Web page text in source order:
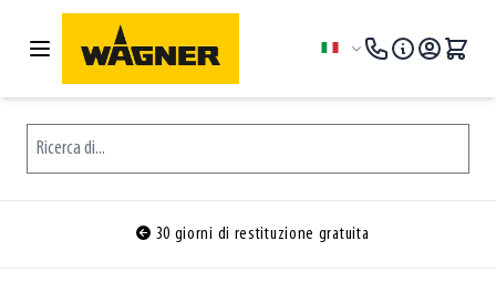
Salta al contenuto
Lingua
Ricerca di...
30 giorni di restituzione gratuita